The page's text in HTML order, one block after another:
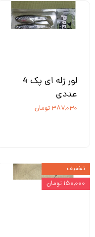
لور ژله ای پک 4
عددی
۳۸۷,۰۳۰ تومان
تخفیف
۱۵۰,۰۰۰ تومان